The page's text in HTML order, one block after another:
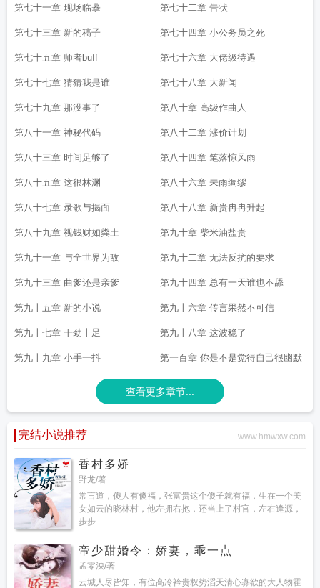
第七十一章 现场临摹 第七十二章 告状
第七十三章 新的稿子 第七十四章 小公务员之死
第七十五章 师者buff 第七十六章 大佬级待遇
第七十七章 猜猜我是谁 第七十八章 大新闻
第七十九章 那没事了 第八十章 高级作曲人
第八十一章 神秘代码 第八十二章 涨价计划
第八十三章 时间足够了 第八十四章 笔落惊风雨
第八十五章 这很林渊 第八十六章 未雨绸缪
第八十七章 录歌与揭面 第八十八章 新贵冉冉升起
第八十九章 视钱财如粪土 第九十章 柴米油盐贵
第九十一章 与全世界为敌 第九十二章 无法反抗的要求
第九十三章 曲爹还是亲爹 第九十四章 总有一天谁也不舔
第九十五章 新的小说 第九十六章 传言果然不可信
第九十七章 干劲十足 第九十八章 这波稳了
第九十九章 小手一抖 第一百章 你是不是觉得自己很幽默
查看更多章节...
完结小说推荐 www.hmwxw.com
香村多娇
野龙/著
常言道，傻人有傻福，张富贵这个傻子就有福，生在一个美
女如云的晓林村，他左拥右抱，还当上了村官，左右逢源，
步步...
帝少甜婚令：娇妻，乖一点
孟零泱/著
云城人尽皆知，有位高冷衿贵权势滔天清心寡欲的大人物霍